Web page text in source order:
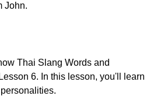
John.
Thai Slang Words and
6. In this lesson, you'll learn